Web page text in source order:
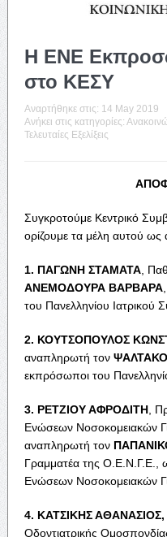
Η ΕΝΕ
στο ΚΕΣΥ
Αναρτήθηκε στις: 14 May 2019
Ανήκει στις κατηγορίες:
Τελευταίες Εξελίξεις
Συγκροτούμε Κεντρικό
ορίζουμε τα μέλη αυτού
1. ΠΑΓΩΝΗ ΣΤΑΜΑΤΑ,
ΑΝΕΜΟΔΟΥΡΑ ΒΑΡΒΑΡΑ
του Πανελληνίου Ιατρικού
2. ΚΟΥΤΣΟΠΟΥΛΟΣ Κ
αναπληρωτή τον ΨΑΛΤΑΚΟ
εκπρόσωποι του
3. ΡΕΤΖΙΟΥΑΦΡΟΔΙΤΗ,
Ενώσεων Νοσοκομειακών
αναπληρωτή τον Π
Γραμματέα της Ο.Ε.Ν.Γ.Ε.,
Ενώσεων Νοσοκομειακών
4. ΚΑΤΣΙΚΗΣΑΘΑΝΑΣΙΟΣ,
Οδοντιατρικής